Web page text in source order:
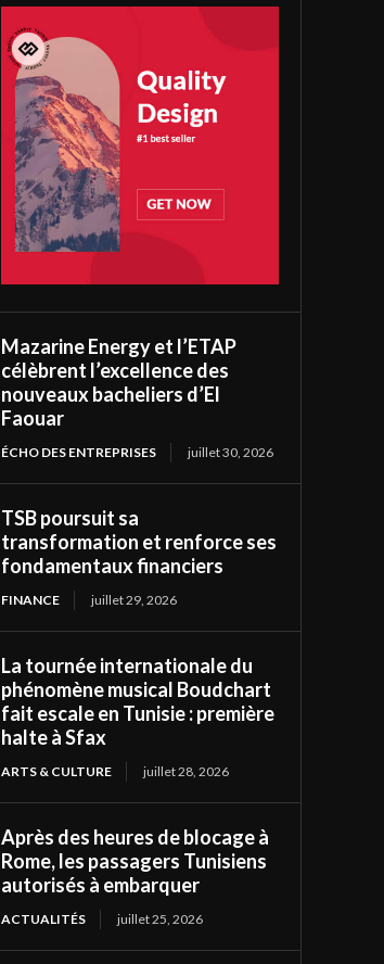
Mazarine Energy et l’ETAP
célèbrent l’excellence des
nouveaux bacheliers d’El
Faouar
ÉCHO DES ENTREPRISES juillet 30, 2026
TSB poursuit sa
transformation et renforce ses
fondamentaux financiers
FINANCE juillet 29, 2026
La tournée internationale du
phénomène musical Boudchart
fait escale en Tunisie : première
halte à Sfax
ARTS & CULTURE juillet 28, 2026
Après des heures de blocage à
Rome, les passagers Tunisiens
autorisés à embarquer
ACTUALITÉS juillet 25, 2026